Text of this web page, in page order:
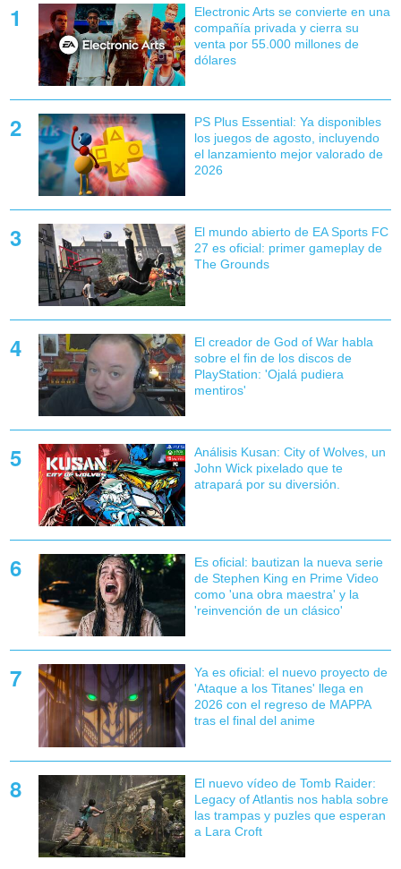
Electronic Arts se convierte en una
compañía privada y cierra su
venta por 55.000 millones de
dólares
PS Plus Essential: Ya disponibles
los juegos de agosto, incluyendo
el lanzamiento mejor valorado de
2026
El mundo abierto de EA Sports FC
27 es oficial: primer gameplay de
The Grounds
El creador de God of War habla
sobre el fin de los discos de
PlayStation: 'Ojalá pudiera
mentiros'
Análisis Kusan: City of Wolves, un
John Wick pixelado que te
atrapará por su diversión.
Es oficial: bautizan la nueva serie
de Stephen King en Prime Video
como 'una obra maestra' y la
'reinvención de un clásico'
Ya es oficial: el nuevo proyecto de
'Ataque a los Titanes' llega en
2026 con el regreso de MAPPA
tras el final del anime
El nuevo vídeo de Tomb Raider:
Legacy of Atlantis nos habla sobre
las trampas y puzles que esperan
a Lara Croft